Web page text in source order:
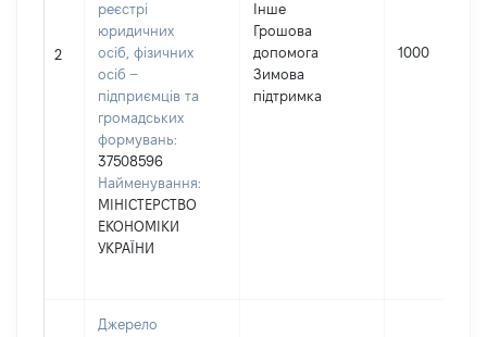
2
реєстрі
юридичних
осіб, фізичних
осіб –
підприємців та
громадських
формувань:
37508596
Найменування:
МІНІСТЕРСТВО
ЕКОНОМІКИ
УКРАЇНИ
Інше
Грошова
допомога
Зимова
підтримка
1000
Джерело